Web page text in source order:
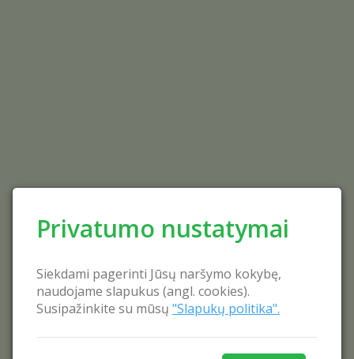
Privatumo nustatymai
Siekdami pagerinti Jūsų naršymo kokybę,
naudojame slapukus (angl. cookies).
Susipažinkite su mūsų "Slapukų politika".